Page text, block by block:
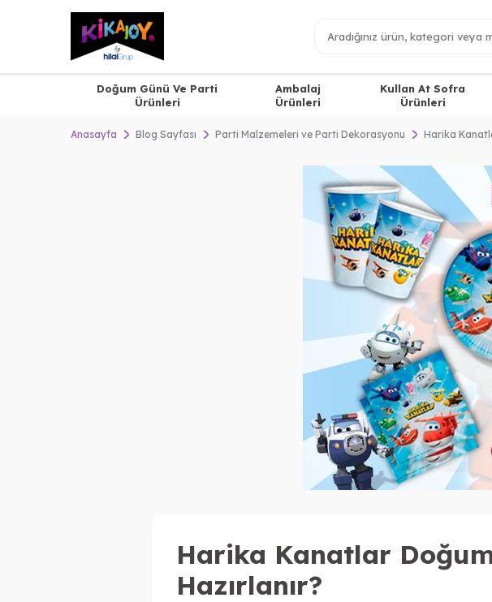
Doğum Günü Ve Parti
Ürünleri
Ambalaj
Ürünleri
Kullan At Sofra
Ürünleri
Anasayfa Blog Sayfası Parti Malzemeleri ve Parti Dekorasyonu
Harika
Harika Kanatlar
Hazırlanır?